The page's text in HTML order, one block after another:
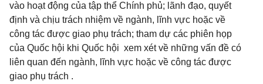
vào hoạt động của tập thể Chính phủ; lãnh đạo, quyết
định và chịu trách nhiệm về ngành, lĩnh vực hoặc về
công tác được giao phụ trách; tham dự các phiên họp
của Quốc hội khi Quốc hội xem xét về những vấn đề có
liên quan đến ngành, lĩnh vực hoặc về công tác được
giao phụ trách .